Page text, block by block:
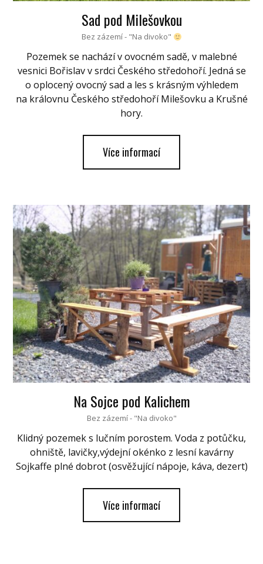
Sad pod Milešovkou
Bez zázemí - "Na divoko"
Pozemek se nachází v ovocném sadě, v malebné
vesnici Bořislav v srdci Českého středohoří. Jedná se
o oplocený ovocný sad a les s krásným výhledem
na královnu Českého středohoří Milešovku a Krušné
hory.
Více informací
Na Sojce pod Kalichem
Bez zázemí - "Na divoko"
Klidný pozemek s lučním porostem. Voda z potůčku,
ohniště, lavičky,výdejní okénko z lesní kavárny
Sojkaffe plné dobrot (osvěžující nápoje, káva, dezert)
Více informací